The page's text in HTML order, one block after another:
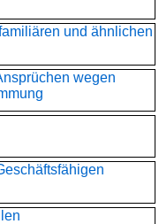
und ähnlichen
wegen